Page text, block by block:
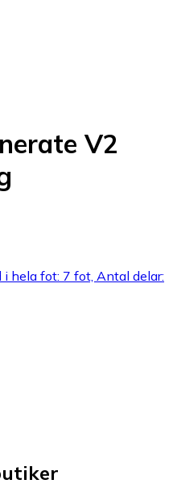
V2
hela fot: 7 fot, Antal delar: